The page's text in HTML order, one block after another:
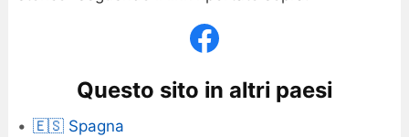
Questo sito in altri paesi
🇪🇸 Spagna